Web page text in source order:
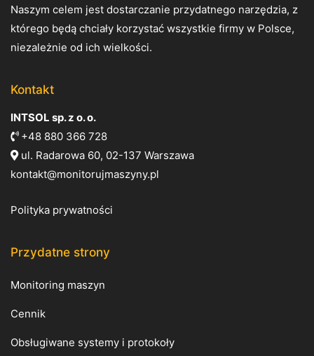
Naszym celem jest dostarczanie przydatnego narzędzia, z
którego będą chciały korzystać wszystkie firmy w Polsce,
niezależnie od ich wielkości.
Kontakt
INTSOL sp. z o. o.
+48 880 366 728
ul. Radarowa 60, 02-137 Warszawa
kontakt@monitorujmaszyny.pl
Polityka prywatności
Przydatne strony
Monitoring maszyn
Cennik
Obsługiwane systemy i protokoły